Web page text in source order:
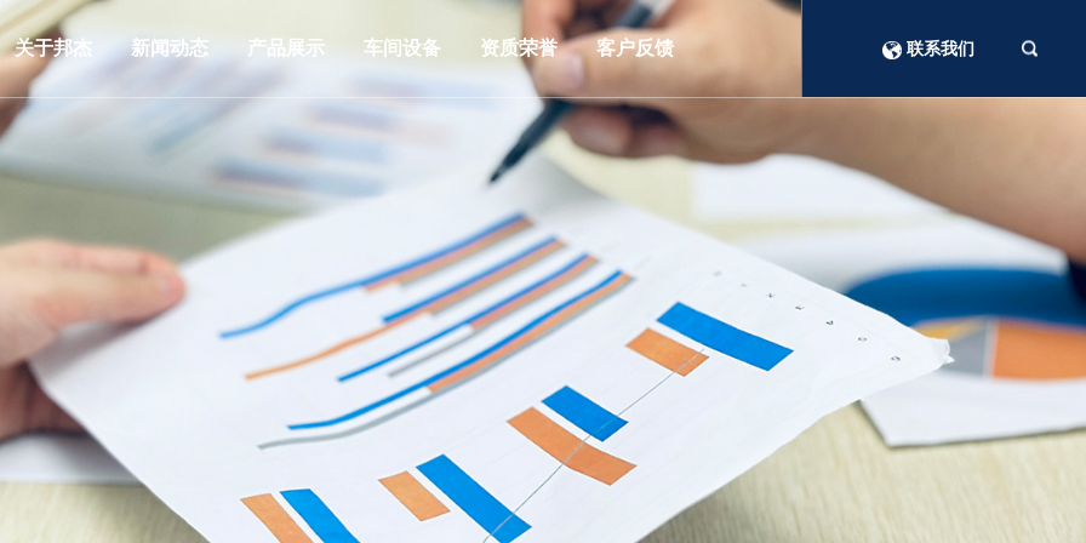
关于邦杰 新闻动态 产品展示 车间设备 资质荣誉 客户反馈 联系我们